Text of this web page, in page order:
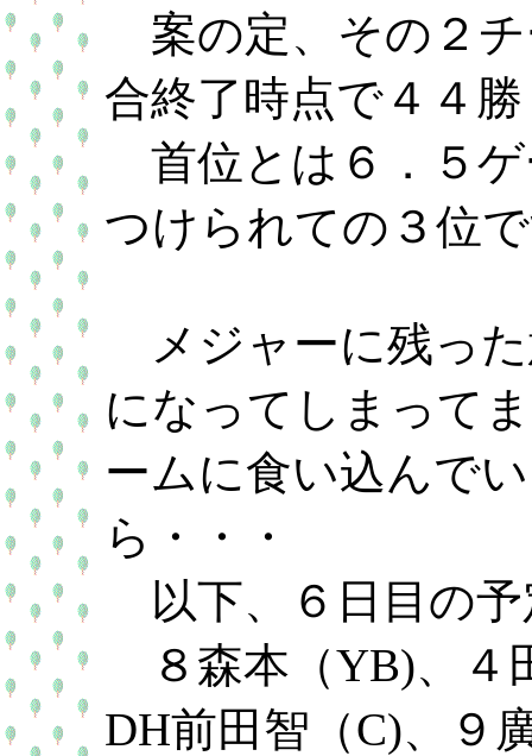
案の定、その２チ
合終了時点で４４
首位とは６．５ゲ
つけられての３位
メジャーに残っ
になってしまって
ームに食い込んで
ら・・・
以下、６日目の予
８森本（YB)、４
DH前田智（C)、９